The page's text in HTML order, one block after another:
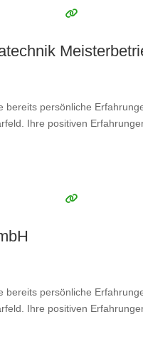
persönliche
Ihre positiven
persönliche
Ihre positiven